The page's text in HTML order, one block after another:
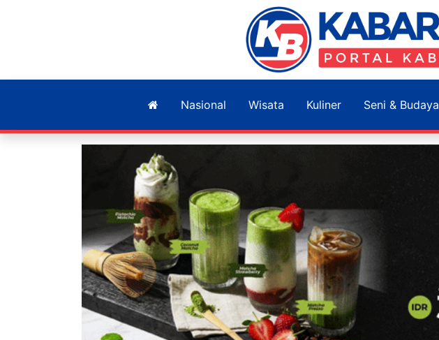
Nasional Wisata Kuliner Seni & Budaya